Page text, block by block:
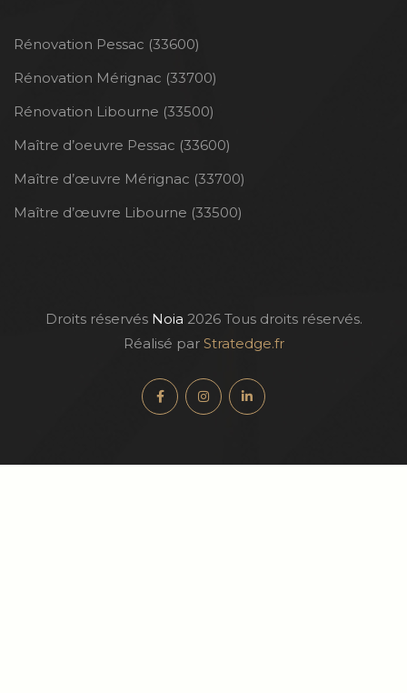
Rénovation Pessac (33600)
Rénovation Mérignac (33700)
Rénovation Libourne (33500)
Maître d’oeuvre Pessac (33600)
Maître d’œuvre Mérignac (33700)
Maître d’œuvre Libourne (33500)
Droits réservés Noia 2026 Tous droits réservés.
Réalisé par Stratedge.fr